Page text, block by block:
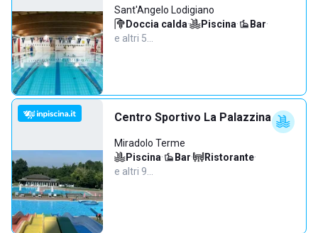
Sant'Angelo Lodigiano
Doccia calda· Piscina· Bar·
e altri 5…
Centro Sportivo La Palazzina
Miradolo Terme
Piscina· Bar· Ristorante·
e altri 9…